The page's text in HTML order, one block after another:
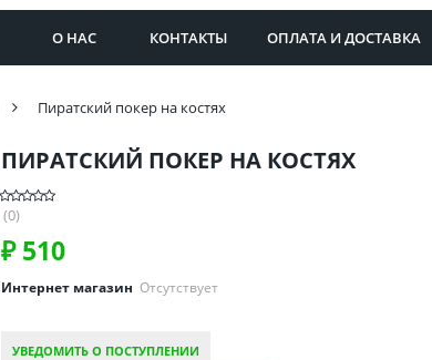
О НАС КОНТАКТЫ ОПЛАТА И ДОСТАВКА
Пиратский покер на костях
ПИРАТСКИЙ ПОКЕР НА КОСТЯХ
(0)
₽ 510
Интернет магазин Отсутствует
УВЕДОМИТЬ О ПОСТУПЛЕНИИ